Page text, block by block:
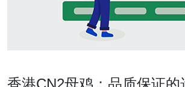
香港CN2母鸡：品质保证的